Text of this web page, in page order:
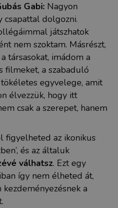
Gabi: Nagyon
csapattal dolgozni.
játszhatok
nem szoktam. Másrészt,
társasokat, imádom a
filmeket, a szabaduló
egyvelege, amit
élvezzük, hogy itt
csak a szerepet, hanem
az ikonikus
és az általuk
válhatsz. Ezt egy
így nem élheted át,
a